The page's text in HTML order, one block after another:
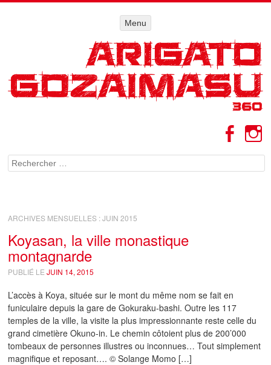
Menu
Rechercher
ARCHIVES MENSUELLES :JUIN 2015
Koyasan, la ville monastique
montagnarde
PUBLIÉ LEJUIN 14, 2015
L’accès à Koya, située sur le mont du même nom se fait en
funiculaire depuis la gare de Gokuraku-bashi. Outre les 117
temples de la ville, la visite la plus impressionnante reste celle du
grand cimetière Okuno-in. Le chemin côtoient plus de 200’000
tombeaux de personnes illustres ou inconnues… Tout simplement
magnifique et reposant…. © Solange Momo […]